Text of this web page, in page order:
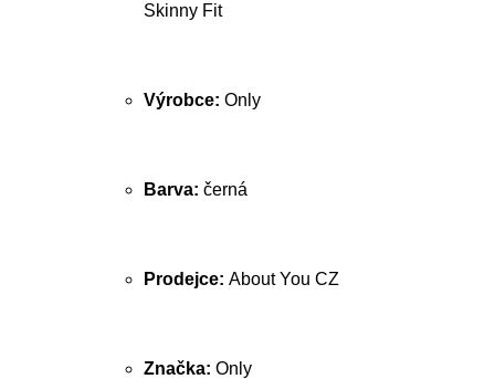
Skinny Fit
Výrobce: Only
Barva: černá
Prodejce: About You CZ
Značka: Only